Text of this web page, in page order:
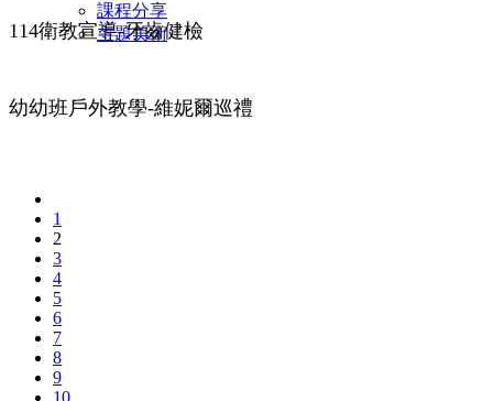
課程分享
主題美術
114衛教宣導-牙齒健檢
幼幼班戶外教學-維妮爾巡禮
1
2
3
4
5
6
7
8
9
10